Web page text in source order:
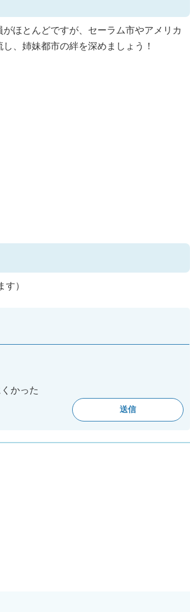
ほとんどですが、セーラム市やアメリカ
、姉妹都市の絆を深めましょう！
）
かった